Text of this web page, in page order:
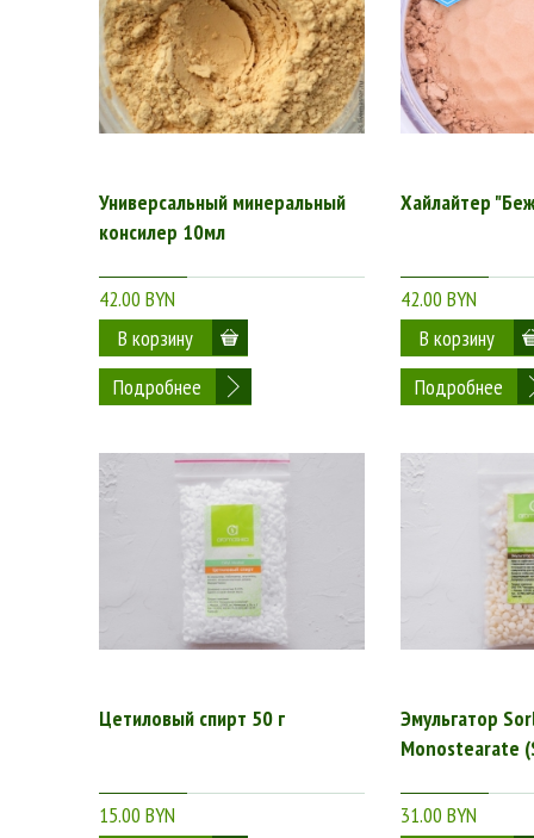
Универсальный минеральный
консилер 10мл
42.00 BYN
Подробнее
Хайлайтер
42.00 BYN
Подробнее
Цетиловый спирт 50 г
15.00 BYN
Эмульгатор
Monostearate
31.00 BYN